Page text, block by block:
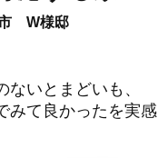
W様邸
ないとまどいも、
みて良かったを実感